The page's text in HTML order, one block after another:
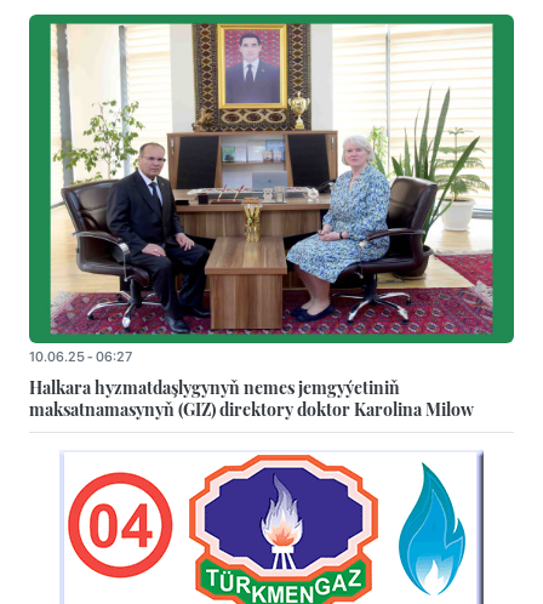
10.06.25 - 06:27
Halkara hyzmatdaşlygynyň nemes jemgyýetiniň
maksatnamasynyň (GIZ) direktory doktor Karolina Milow